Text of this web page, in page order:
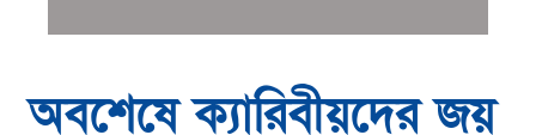
অবশেষে ক্যারিবীয়দের জয়